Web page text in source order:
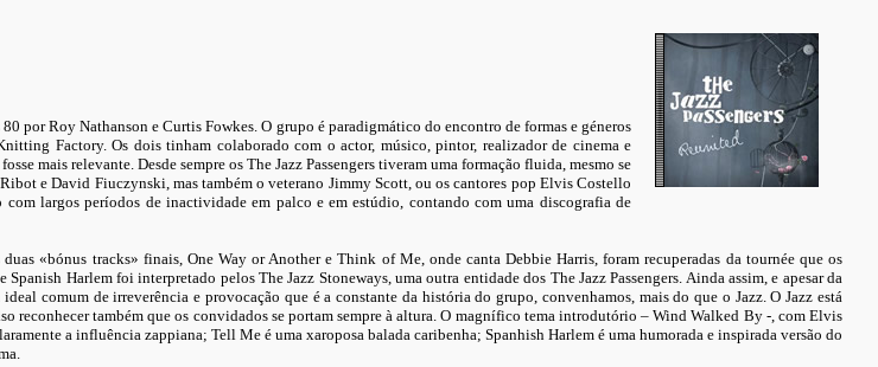
por Roy Nathanson e Curtis Fowkes. O grupo é paradigmático do encontro de formas e géneros
Factory. Os dois tinham colaborado com o actor, músico, pintor, realizador de cinema e
mais relevante. Desde sempre os The Jazz Passengers tiveram uma formação fluida, mesmo se
e David Fiuczynski, mas também o veterano Jimmy Scott, ou os cantores pop Elvis Costello
largos períodos de inactividade em palco e em estúdio, contando com uma discografia de
«bónus tracks» finais, One Way or Another e Think of Me, onde canta Debbie Harris, foram recuperadas da tournée que os
Harlem foi interpretado pelos The Jazz Stoneways, uma outra entidade dos The Jazz Passengers. Ainda assim, e apesar da
comum de irreverência e provocação que é a constante da história do grupo, convenhamos, mais do que o Jazz. O Jazz está
reconhecer também que os convidados se portam sempre à altura. O magnífico tema introdutório – Wind Walked By -, com Elvis
a influência zappiana; Tell Me é uma xaroposa balada caribenha; Spanhish Harlem é uma humorada e inspirada versão do